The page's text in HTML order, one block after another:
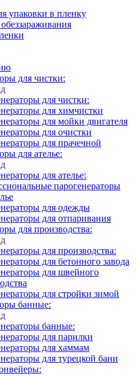
упаковки в пленку
для чистки:
для чистки:
для химчистки
для мойки двигателя
для очистки
для прачечной
для ателье:
для ателье:
парогенераторы
для одежды
для отпаривания
для производства:
для производства:
для бетонного завода
для швейного
для стройки зимой
банные:
банные:
для парилки
для хаммам
для турецкой бани